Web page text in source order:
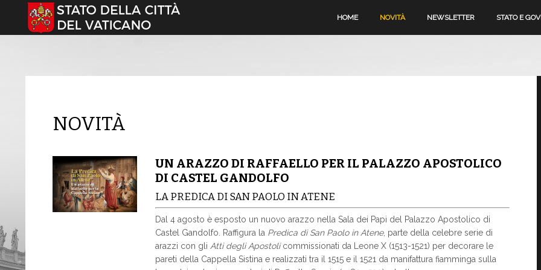
Seleziona la tua lingua HOME NOVITÀ NEWSLETTER STATO E
NOVITÀ
UN ARAZZO DI RAFFAELLO PER IL PALAZZO APOSTOLICO
DI CASTEL GANDOLFO
LA PREDICA DI SAN PAOLO IN ATENE
Dal 4 agosto è esposto un nuovo arazzo nella Sala dei Papi del Palazzo Apostolico di
Castel Gandolfo. Raffigura la Predica di San Paolo in Atene, parte della celebre serie di
arazzi con gli Atti degli Apostolicommissionati da Leone X (1513-1521) per decorare le
pareti della Cappella Sistina e realizzati tra il 1515 e il 1521 da manifattura fiamminga sulla